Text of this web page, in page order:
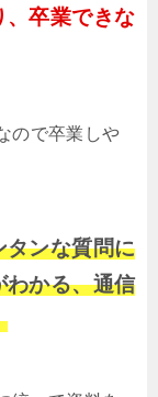
、卒業できな
ので卒業しや
タンな質問に
わかる、通信